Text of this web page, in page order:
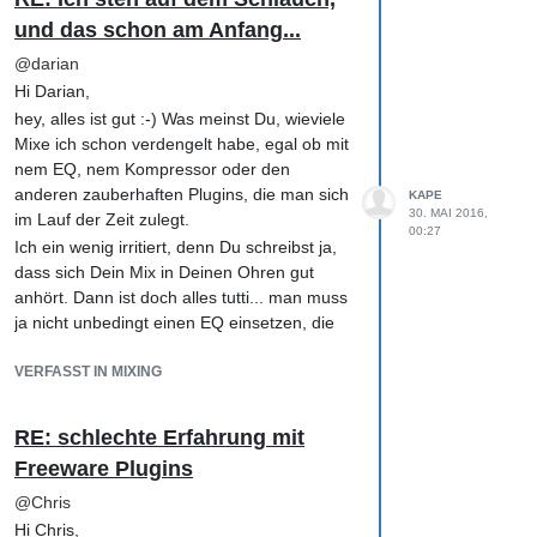
Wichtig ist, das eigene Gehör bzw
Empfinden und die Rückmeldungen zum
Mix irgendwie miteinander abzugleichen und
Referenzmixe/ähnliche Tracks genau zu
da stetig ran :-)
Beste Grüße,
Klaus
@ dariansagte:
Ich probiere deine Hinweise und Tips mal
aus. Ich finde halt nur einfach keinen
Anfang (und danach vermutlich auch
kein Ende) und blättere schon ständig in
bestimmten Instrumenten oder auch der
das wird wirklich irgendwann leichter?
und das schon am Anfang...
@darian
Hi Darian,
hey, alles ist gut :-) Was meinst Du, wieviele
Mixe ich schon verdengelt habe, egal ob mit
nem EQ, nem Kompressor oder den
anderen zauberhaften Plugins, die man sich
im Lauf der Zeit zulegt.
Ich ein wenig irritiert, denn Du schreibst ja,
dass sich Dein Mix in Deinen Ohren gut
anhört. Dann ist doch alles tutti... man muss
ja nicht unbedingt einen EQ einsetzen, die
Aber ich vermute mal, dass der Mix für Dich
besser/anders klingen kann/soll, weil Du ja
noch gar nicht mit dem EQ beigegangen bist
oder weil es ja nicht sein kann, dass man
einen Lektionsmix mehr oder weniger
unbearbeitet hochlädt ;-)
VERFASST IN MIXING
KAPE
30. MAI 2016,
00:27
RE: schlechte Erfahrung mit
Freeware Plugins
@Chris
Hi Chris,